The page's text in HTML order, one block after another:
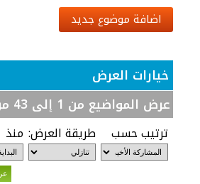
اضافة موضوع جديد
خيارات العرض
عرض المواضيع من 1 إلى 43 من 43
ترتيب حسب طريقة العرض: منذ